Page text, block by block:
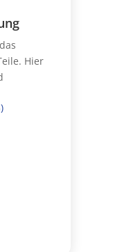
Hier